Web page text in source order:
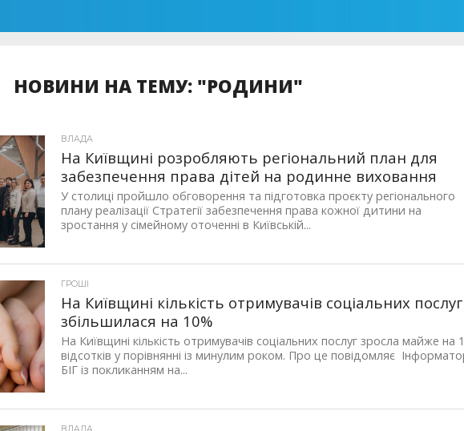
НОВИНИ НА ТЕМУ: "РОДИНИ"
ВЛАДА
На Київщині розробляють регіональний план для
забезпечення права дітей на родинне виховання
У столиці пройшло обговорення та підготовка проєкту регіонального
плану реалізації Стратегії забезпечення права кожної дитини на
зростання у сімейному оточенні в Київській...
ГРОШІ
На Київщині кількість отримувачів соціальних послуг
збільшилася на 10%
На Київщині кількість отримувачів соціальних послуг зросла майже на
відсотків у порівнянні із минулим роком. Про це повідомляє
БІГ із покликанням на...